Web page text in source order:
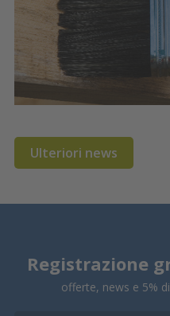
Ulteriori news
Registrazione
offerte, news e 5%